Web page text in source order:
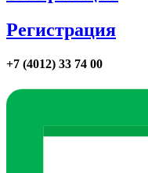
Регистрация
+7 (4012) 33 74 00